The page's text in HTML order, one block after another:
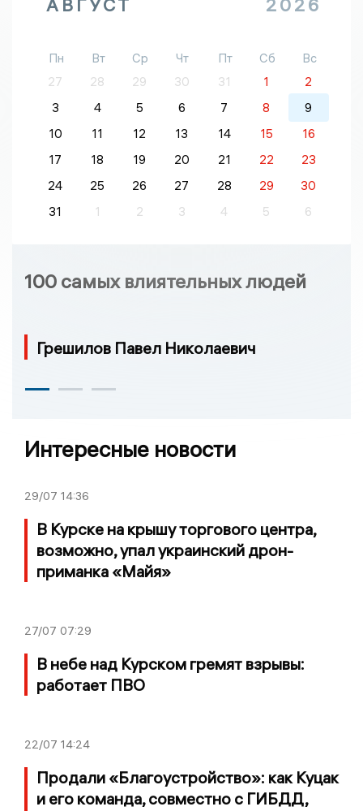
АВГУСТ 2026
Пн Вт Ср Чт Пт Сб
Вс
27
28 29 30 31 1
2
3
4 5 6 7 8
9
10
11 12 13 14 15
16
17
18 19 20 21 22
23
24
25 26 27 28 29
30
31
1 2 3 4 5 6
100 самых влиятельных людей
Грешилов Павел Николаевич
Интересные новости
29/07 14:36
В Курске на крышу торгового центра,
возможно, упал украинский дрон-
приманка «Майя»
27/07 07:29
В небе над Курском гремят взрывы:
работает ПВО
22/07 14:24
Продали «Благоустройство»: как Куцак
и его команда, совместно с ГИБДД,